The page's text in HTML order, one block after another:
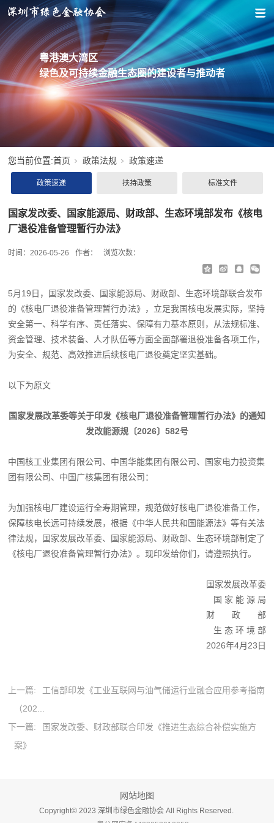
粤港澳大湾区
绿色及可持续金融生态圈的建设者与推动者
您当前位置:首页 政策法规 政策速递
政策速递 扶持政策 标准文件
国家发改委、国家能源局、财政部、生态环境部发布《核电
厂退役准备管理暂行办法》
时间： 2026-05-26 作者： 浏览次数：
5月19日，国家发改委、国家能源局、财政部、生态环境部联合发布
的《核电厂退役准备管理暂行办法》，立足我国核电发展实际，坚持
安全第一、科学有序、责任落实、保障有力基本原则，从法规标准、
资金管理、技术装备、人才队伍等方面全面部署退役准备各项工作，
为安全、规范、高效推进后续核电厂退役奠定坚实基础。
以下为原文
国家发展改革委等关于印发《核电厂退役准备管理暂行办法》的通知
发改能源规〔2026〕582号
中国核工业集团有限公司、中国华能集团有限公司、国家电力投资集
团有限公司、中国广核集团有限公司：
为加强核电厂建设运行全寿期管理，规范做好核电厂退役准备工作，
保障核电长远可持续发展，根据《中华人民共和国能源法》等有关法
律法规，国家发展改革委、国家能源局、财政部、生态环境部制定了
《核电厂退役准备管理暂行办法》。现印发给你们，请遵照执行。
国家发展改革委
国 家 能 源 局
财 政 部
生 态 环 境 部
2026年4月23日
上一篇:
工信部印发《工业互联网与油气储运行业融合应用参考指南
（202...
下一篇:
国家发改委、财政部联合印发《推进生态综合补偿实施方
案》
网站地图
Copyright©️ 2023 深圳市绿色金融协会 All Rights Reserved.